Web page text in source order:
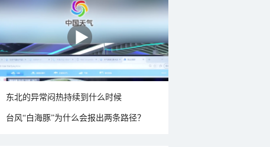
东北的异常闷热持续到什么时候
台风“白海豚”为什么会报出两条路径？